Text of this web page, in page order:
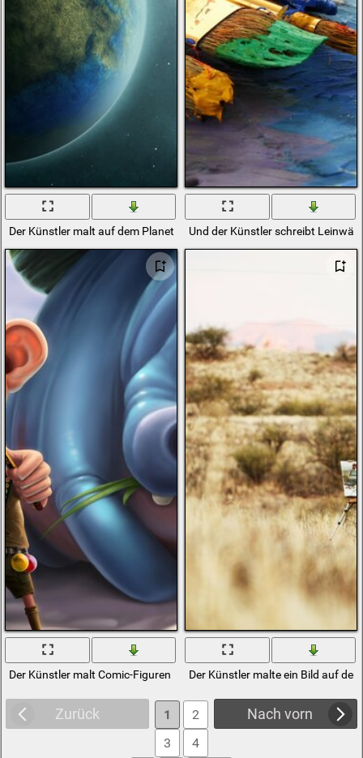
Der Künstler malt auf dem Planeten Und der Künstler schreibt
Der Künstler malt Comic-Figuren Der Künstler malte ein Bild auf
Zurück Nach vorn
1
2
3
4